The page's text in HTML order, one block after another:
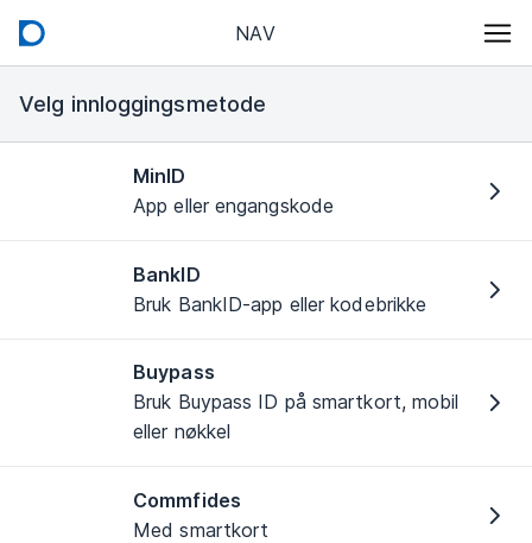
NAV
Velg innloggingsmetode
MinID
App eller engangskode
BankID
Bruk BankID-app eller kodebrikke
Buypass
Bruk Buypass ID på smartkort, mobil
eller nøkkel
Commfides
Med smartkort